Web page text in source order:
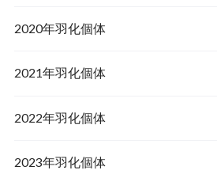
佐賀県神埼郡産オオクワガタ
山梨県韮崎市産オオクワガタ
山梨県韮崎市韮崎町産オオクワガタ
佐賀県神埼郡神埼町産オオクワガタ
2020年羽化個体
山梨県韮崎市穂坂町産
山梨県甲斐市産
山形県西置賜郡小國町産
2021年羽化個体
山梨県韮崎市穂坂町産
兵庫県川辺郡猪名川町産
2022年羽化個体
青森県十和田市産
2023年羽化個体